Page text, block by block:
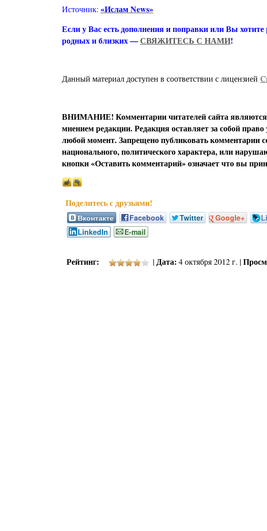
Источник: «Ислам News»
Если у Вас есть дополнения и поправки или Вы
родных и близких —СВЯЖИТЕСЬ С НАМИ!
Данный материал доступен в соответствии с лицензией
ВНИМАНИЕ! Комментарии читателей сайта являются
мнением редакции. Редакция оставляет за собой
любой момент. Запрещено публиковать комментарии
национального, политического характера, или
кнопки «Оставить комментарий» означает что вы
Вконтакте Facebook Twitter Google+
LinkedIn
E-mail
Рейтинг: |Дата: 4 октября 2012 г. |